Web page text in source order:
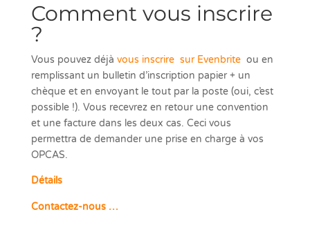
Comment vous inscrire
?
Vous pouvez déjà vous inscrire sur Evenbrite ou en
remplissant un bulletin d’inscription papier + un
chèque et en envoyant le tout par la poste (oui, c’est
possible !). Vous recevrez en retour une convention
et une facture dans les deux cas. Ceci vous
permettra de demander une prise en charge à vos
OPCAS.
Détails
Contactez-nous …